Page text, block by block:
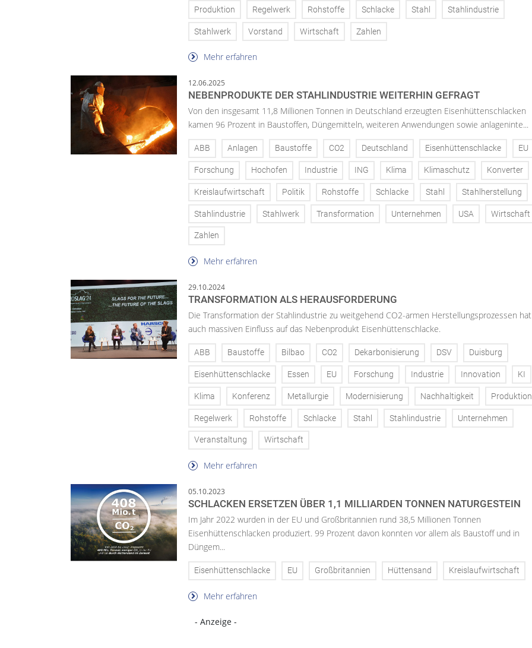
Produktion Regelwerk Rohstoffe Schlacke Stahl Stahlindustrie
Stahlwerk Vorstand Wirtschaft Zahlen
Mehr erfahren
12.06.2025
NEBENPRODUKTE DER STAHLINDUSTRIE WEITERHIN GEFRAGT
Von den insgesamt 11,8 Millionen Tonnen in Deutschland erzeugten Eisenhüttenschlacken
kamen 96 Prozent in Baustoffen, Düngemitteln, weiteren Anwendungen sowie anlageninte...
ABB Anlagen Baustoffe CO2 Deutschland Eisenhüttenschlacke EU
Forschung Hochofen Industrie ING Klima Klimaschutz Konverter
Kreislaufwirtschaft Politik Rohstoffe Schlacke Stahl Stahlherstellung
Stahlindustrie Stahlwerk Transformation Unternehmen USA Wirtschaft
Zahlen
Mehr erfahren
29.10.2024
TRANSFORMATION ALS HERAUSFORDERUNG
Die Transformation der Stahlindustrie zu weitgehend CO2-armen Herstellungsprozessen hat
auch massiven Einfluss auf das Nebenprodukt Eisenhüttenschlacke.
ABB Baustoffe Bilbao CO2 Dekarbonisierung DSV Duisburg
Eisenhüttenschlacke Essen EU Forschung Industrie Innovation KI
Klima Konferenz Metallurgie Modernisierung Nachhaltigkeit Produktion
Regelwerk Rohstoffe Schlacke Stahl Stahlindustrie Unternehmen
Veranstaltung Wirtschaft
Mehr erfahren
05.10.2023
SCHLACKEN ERSETZEN ÜBER 1,1 MILLIARDEN TONNEN NATURGESTEIN
Im Jahr 2022 wurden in der EU und Großbritannien rund 38,5 Millionen Tonnen
Eisenhüttenschlacken produziert. 99 Prozent davon konnten vor allem als Baustoff und in
Düngem...
Eisenhüttenschlacke EU Großbritannien Hüttensand Kreislaufwirtschaft
Mehr erfahren
- Anzeige -